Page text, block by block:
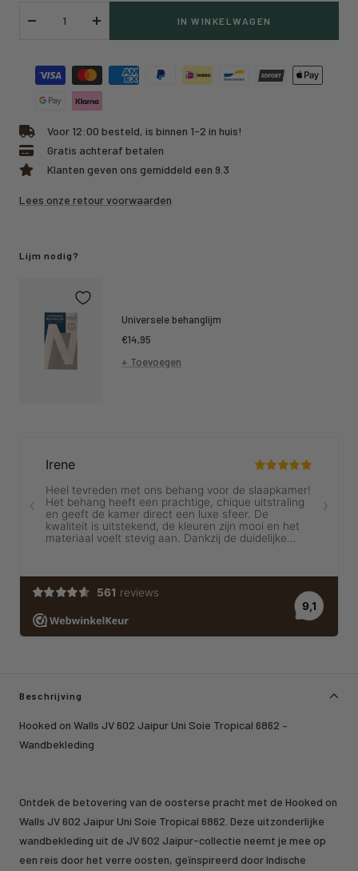
Verlaag
Verhoog
IN WINKELWAGEN
Voor 12:00 besteld, is binnen 1-2 in huis!
Gratis achteraf betalen
Klanten geven ons gemiddeld een 9.3
Lees onze retour voorwaarden
Beschrijving
Hooked on Walls JV 602 Jaipur Uni Soie Tropical 6862 –
Wandbekleding
Ontdek de betovering van de oosterse pracht met de Hooked on
Walls JV 602 Jaipur Uni Soie Tropical 6862. Deze uitzonderlijke
wandbekleding uit de JV 602 Jaipur-collectie neemt je mee op
een reis door het verre oosten, geïnspireerd door Indische
Lijm nodig?
Universele behanglijm
Kortings
prijs
€14,95
+ Toevoegen